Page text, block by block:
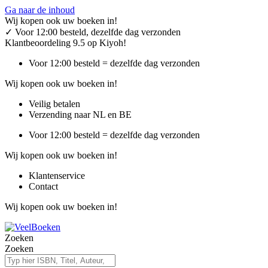
Ga naar de inhoud
Wij kopen ook uw boeken in!
✓ Voor 12:00 besteld, dezelfde dag verzonden
Klantbeoordeling 9.5 op Kiyoh!
Voor 12:00 besteld = dezelfde dag verzonden
Wij kopen ook uw boeken in!
Veilig betalen
Verzending naar NL en BE
Voor 12:00 besteld = dezelfde dag verzonden
Wij kopen ook uw boeken in!
Klantenservice
Contact
Wij kopen ook uw boeken in!
Zoeken
Zoeken